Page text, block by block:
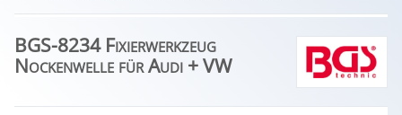
BGS-8234 Fixierwerkzeug
Nockenwelle für Audi + VW